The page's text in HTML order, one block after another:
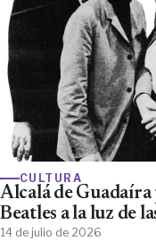
CULTURA
Alcalá de
Beatles a la luz de
14 de julio de 2026